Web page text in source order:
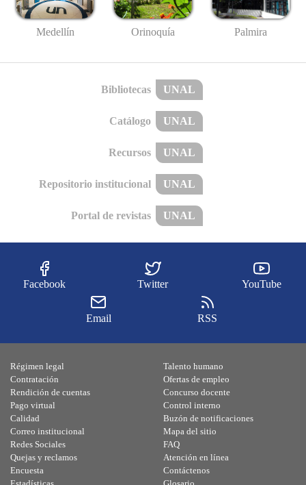
Medellín Orinoquía Palmira
Bibliotecas UNAL
Catálogo UNAL
Recursos UNAL
Repositorio institucional UNAL
Portal de revistas UNAL
Facebook Twitter YouTube
Email RSS
Régimen legal
Contratación
Rendición de cuentas
Pago virtual
Calidad
Talento humano
Ofertas de empleo
Concurso docente
Control interno
Buzón de notificaciones
Correo institucional
Redes Sociales
Quejas y reclamos
Encuesta
Mapa del sitio
FAQ
Atención en línea
Contáctenos